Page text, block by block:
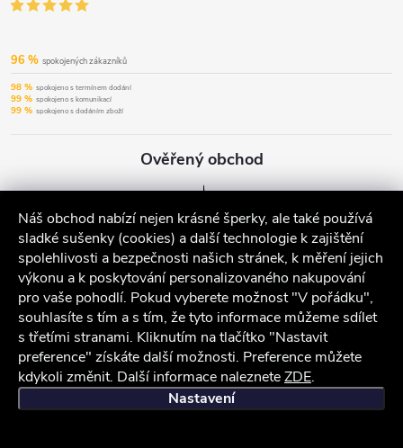
Náš obchod nabízí nejen krásné šperky, ale také používá
sladké sušenky (cookies) a další technologie k zajištění
spolehlivosti a bezpečnosti našich stránek, k měření jejich
výkonu a k poskytování personalizovaného nakupování
pro vaše pohodlí. Pokud vyberete možnost "V pořádku",
souhlasíte s tím a s tím, že tyto informace můžeme sdílet
s třetími stranami. Kliknutím na tlačítko "Nastavit
preference" získáte další možnosti. Preference můžete
kdykoli změnit. Další informace nalezneteZDE.
Nastavení
96 % spokojených zákazníků
98 % spokojeno s termínem dodání
99 % spokojeno s komunikací
99 % spokojeno s dodáním zboží
Ověřený obchod
iocel.cz Obchodní podmínky Ochrana osobních údajů